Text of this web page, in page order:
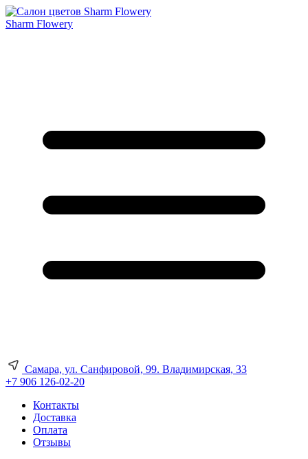
Sharm Flowery
Самара, ул. Санфировой, 99. Владимирская, 33
+7 906 126-02-20
Контакты
Доставка
Оплата
Отзывы